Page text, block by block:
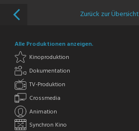
Zurück zur Übersicht
Alle Produktionen anzeigen.
Kinoproduktion
Dokumentation
TV-Produktion
Crossmedia
Animation
Synchron Kino